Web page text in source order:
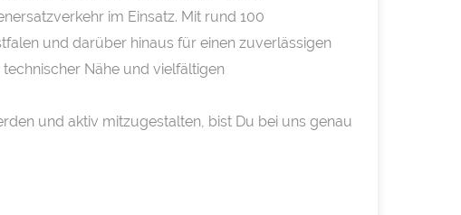
im Einsatz. Mit rund 100
und darüber hinaus für einen zuverlässigen
Nähe und vielfältigen
und aktiv mitzugestalten, bist Du bei uns genau